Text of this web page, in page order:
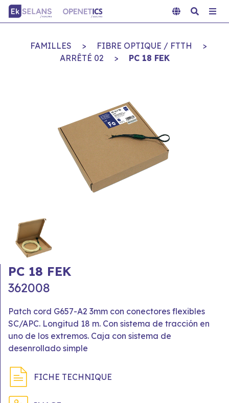
FAMILLES > FIBRE OPTIQUE / FTTH
>
ARRÊTÉ 02
> PC 18 FEK
PC 18 FEK
362008
Patch cord G657-A2 3mm con conectores flexibles
SC/APC. Longitud 18 m. Con sistema de tracción en
uno de los extremos. Caja con sistema de
desenrollado simple
FICHE TECHNIQUE